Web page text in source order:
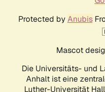
Protected by Anubis
Mascot
Die Universitäts- und
Anhalt ist eine
Luther-Universität